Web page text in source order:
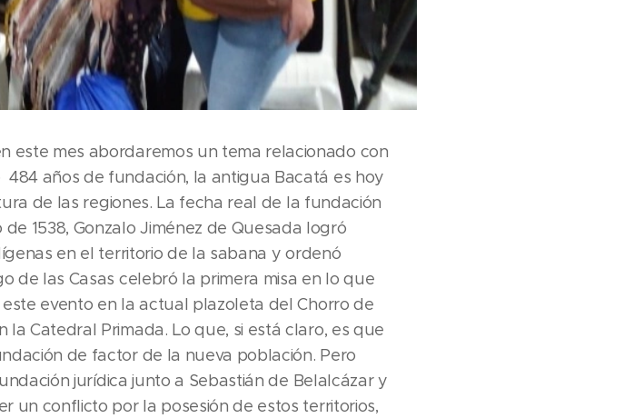
este mes abordaremos un tema relacionado con
años de fundación, la antigua Bacatá es hoy
de las regiones. La fecha real de la fundación
1538, Gonzalo Jiménez de Quesada logró
en el territorio de la sabana y ordenó
de las Casas celebró la primera misa en lo que
evento en la actual plazoleta del Chorro de
Catedral Primada. Lo que, si está claro, es que
de factor de la nueva población. Pero
jurídica junto a Sebastián de Belalcázar y
un conflicto por la posesión de estos territorios,